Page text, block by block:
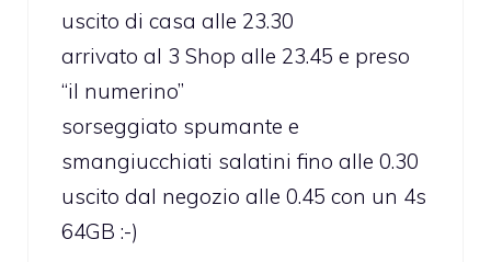
uscito di casa alle 23.30
arrivato al 3 Shop alle 23.45 e preso
“il numerino”
sorseggiato spumante e
smangiucchiati salatini fino alle 0.30
uscito dal negozio alle 0.45 con un 4s
64GB :-)